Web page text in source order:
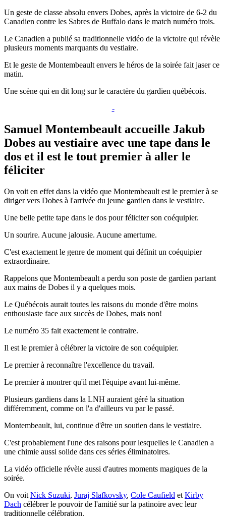
Un geste de classe absolu envers Dobes, après la victoire de 6-2 du
Canadien contre les Sabres de Buffalo dans le match numéro trois.
Le Canadien a publié sa traditionnelle vidéo de la victoire qui révèle
plusieurs moments marquants du vestiaire.
Et le geste de Montembeault envers le héros de la soirée fait jaser ce
matin.
Une scène qui en dit long sur le caractère du gardien québécois.
-
Samuel Montembeault accueille Jakub
Dobes au vestiaire avec une tape dans le
dos et il est le tout premier à aller le
féliciter
On voit en effet dans la vidéo que Montembeault est le premier à se
diriger vers Dobes à l'arrivée du jeune gardien dans le vestiaire.
Une belle petite tape dans le dos pour féliciter son coéquipier.
Un sourire. Aucune jalousie. Aucune amertume.
C'est exactement le genre de moment qui définit un coéquipier
extraordinaire.
Rappelons que Montembeault a perdu son poste de gardien partant
aux mains de Dobes il y a quelques mois.
Le Québécois aurait toutes les raisons du monde d'être moins
enthousiaste face aux succès de Dobes, mais non!
Le numéro 35 fait exactement le contraire.
Il est le premier à célébrer la victoire de son coéquipier.
Le premier à reconnaître l'excellence du travail.
Le premier à montrer qu'il met l'équipe avant lui-même.
Plusieurs gardiens dans la LNH auraient géré la situation
différemment, comme on l'a d'ailleurs vu par le passé.
Montembeault, lui, continue d'être un soutien dans le vestiaire.
C'est probablement l'une des raisons pour lesquelles le Canadien a
une chimie aussi solide dans ces séries éliminatoires.
La vidéo officielle révèle aussi d'autres moments magiques de la
soirée.
On voit Nick Suzuki, Juraj Slafkovsky, Cole Caufield et Kirby
Dach célébrer le pouvoir de l'amitié sur la patinoire avec leur
traditionnelle célébration.